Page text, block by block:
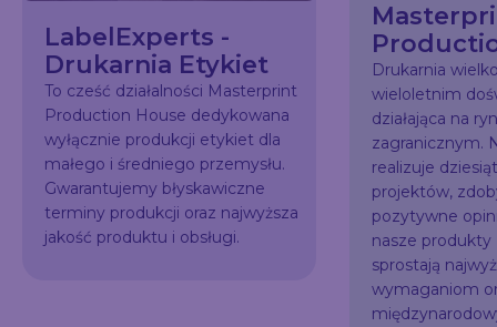
LabelExperts -
Drukarnia Etykiet
To cześć działalności Masterprint
Production House dedykowana
wyłącznie produkcji etykiet dla
małego i średniego przemysłu.
Gwarantujemy błyskawiczne
terminy produkcji oraz najwyższa
jakość produktu i obsługi.
Drukarnia
wieloletnim
działająca na
zagranicznym.
realizuje
projektów,
pozytywne
nasze
sprostają
wymaganiom